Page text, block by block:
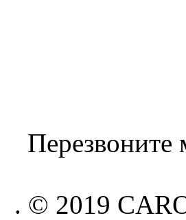
. © 2019